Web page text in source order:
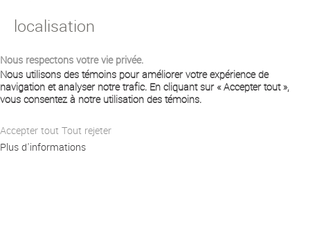
localisation
Nous respectons votre vie privée.
Nous utilisons des témoins pour améliorer votre expérience de
navigation et analyser notre trafic. En cliquant sur « Accepter tout »,
vous consentez à notre utilisation des témoins.
Accepter tout Tout rejeter
Plus d'informations